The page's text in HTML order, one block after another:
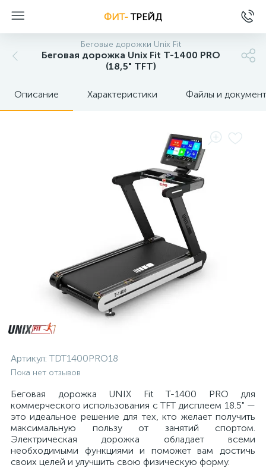
ФИТ-ТРЕЙД
Беговые дорожки Unix Fit
Беговая дорожка Unix Fit T-1400 PRO
(18,5" TFT)
Описание Характеристики Файлы и
Артикул:TDT1400PRO18
Пока нет отзывов
Беговая дорожка UNIX Fit T-1400 PRO для
коммерческого использования с TFT дисплеем 18.5" —
это идеальное решение для тех, кто желает получить
максимальную пользу от занятий спортом.
Электрическая дорожка обладает всеми
необходимыми функциями и поможет вам достичь
своих целей и улучшить свою физическую форму.